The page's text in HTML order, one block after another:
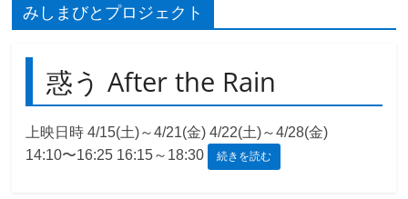
ネ
マ
リ
ン
みしまびとプロジェクト
惑う After the Rain
上映日時 4/15(土)～4/21(金) 4/22(土)～4/28(金)
14:10〜16:25 16:15～18:30
続きを読む